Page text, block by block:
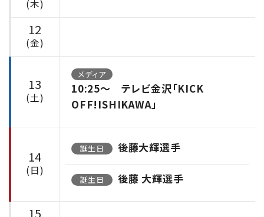
(木)
12
(金)
13
(土)
メディア
10:25〜 テレビ金沢「KICK
OFF!ISHIKAWA」
14
(日)
誕生日 後藤大輝選手
誕生日 後藤 大輝選手
15